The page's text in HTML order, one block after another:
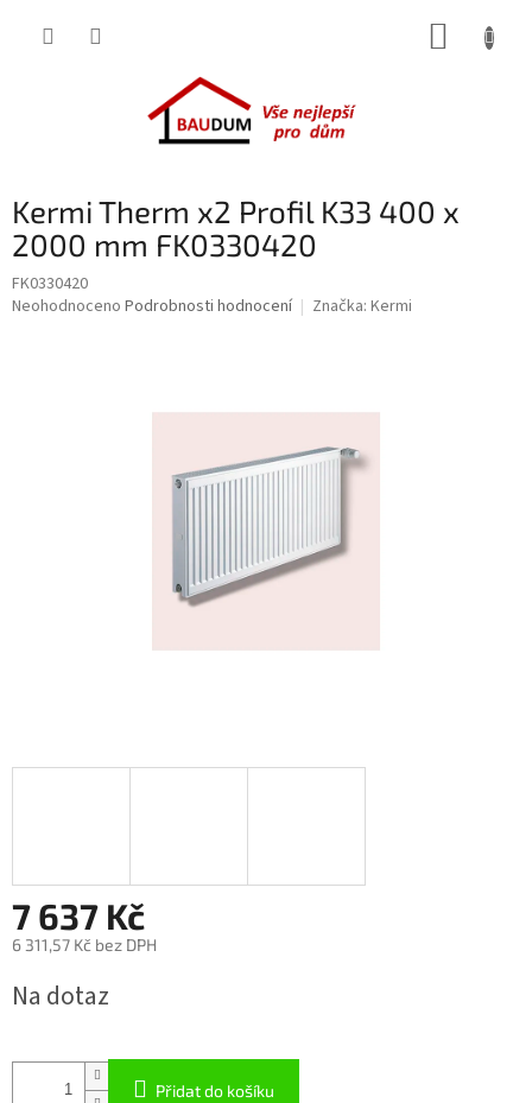
Kermi Therm x2 Profil K33 400 x
2000 mm FK0330420
FK0330420
Průměrné
Neohodnoceno Podrobnosti hodnocení Značka: Kermi
7 637 Kč
6 311,57 Kč bez DPH
cena:
Na dotaz
Přidat do košíku